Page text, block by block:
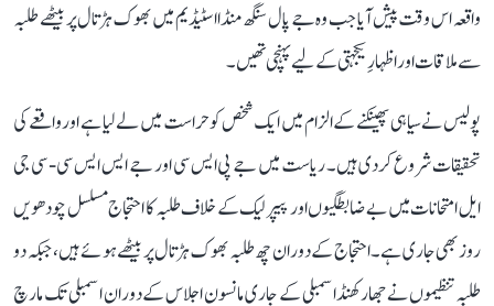
واقعہ اس وقت پیش آیا جب وہ جے پال سنگھ منڈا اسٹیڈیم میں بھوک ہڑتال پر بیٹھے طلبہ
سے ملاقات اور اظہارِ یکجہتی کے لیے پہنچی تھیں۔
پولیس نے سیاہی پھینکنے کے الزام میں ایک شخص کو حراست میں لے لیا ہے اور واقعے کی
تحقیقات شروع کر دی ہیں۔ ریاست میں جے پی ایس سی اور جے ایس ایس سی - سی جی
ایل امتحانات میں بے ضابطگیوں اور پیپر لیک کے خلاف طلبہ کا احتجاج مسلسل چودھویں
روز بھی جاری ہے۔ احتجاج کے دوران چھ طلبہ بھوک ہڑتال پر بیٹھے ہوئے ہیں، جبکہ دو
طلبہ تنظیموں نے جھارکھنڈ اسمبلی کے جاری مانسون اجلاس کے دوران اسمبلی تک مارچ